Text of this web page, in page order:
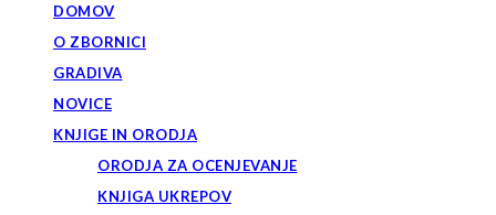
DOMOV
O ZBORNICI
GRADIVA
NOVICE
KNJIGE IN ORODJA
ORODJA ZA OCENJEVANJE
KNJIGA UKREPOV